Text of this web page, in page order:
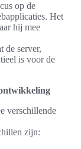
op de
Het
hij mee
de server,
is voor de
verschillende
zijn: